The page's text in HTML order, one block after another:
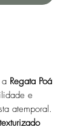
Regata Poá
e
atemporal.